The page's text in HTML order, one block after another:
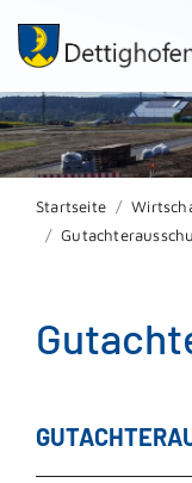
Startseite